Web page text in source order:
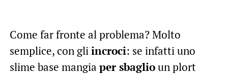
Come far fronte al problema? Molto
semplice, con gli incroci: se infatti uno
slime base mangia per sbaglioun plort